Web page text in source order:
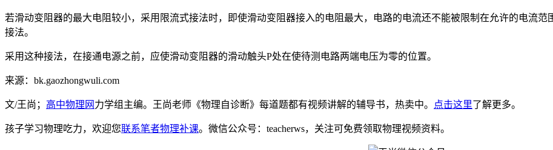
若滑动变阻器的最大电阻较小，采用限流式接法时，即使滑动变阻器接入的电阻最大，电路的电流还不能被限制在允许的电流
接法。
采用这种接法，在接通电源之前，应使滑动变阻器的滑动触头P处在使待测电路两端电压为零的位置。
来源：bk.gaozhongwuli.com
文/王尚； 高中物理网 力学组主编。王尚老师《物理自诊断》每道题都有视频讲解的辅导书，热卖中。 点击这里了解更多。
孩子学习物理吃力，欢迎您联系笔者物理补课。微信公众号：teacherws，关注可免费领取物理视频资料。